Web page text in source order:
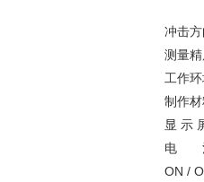
0.1
冲击
测量精
工作
制作
显 示
电 池
ON /